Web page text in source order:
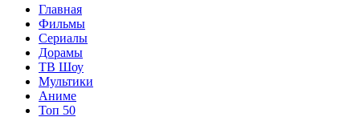
Главная
Фильмы
Сериалы
Дорамы
ТВ Шоу
Мультики
Аниме
Топ 50